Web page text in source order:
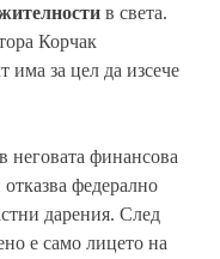
в света.
Корчак
има за цел да изсече
неговата финансова
федерално
дарения. След
е само лицето на